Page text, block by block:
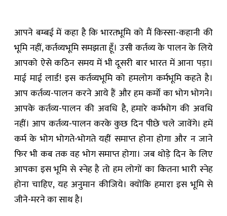
आपने बम्बई में कहा है कि भारतभूमि को मैं किस्सा-कहानी की
भूमि नहीं, कर्तव्यभूमि समझता हूँ। उसी कर्तव्य के पालन के लिये
आपको ऐसे कठिन समय में भी दूसरी बार भारत में आना पड़ा।
माई माई लार्ड! इस कर्तव्यभूमि को हमलोग कर्मभूमि कहते है।
आप कर्तव्य-पालन करने आये हैं और हम कर्मो का भोग भोगने।
आपके कर्तव्य-पालन की अवधि है, हमारे कर्मभोग की अवधि
नहीं। आप कर्तव्य-पालन करके कुछ दिन पीछे चले जावेंगे। हमें
कर्म के भोग भोगते-भोगते यहीं समाप्त होना होगा और न जाने
फिर भी कब तक वह भोग समाप्त होगा। जब थोड़े दिन के लिए
आपका इस भूमि से स्नेह है तो हम लोगों का कितना भारी स्नेह
होना चाहिए, यह अनुमान कीजिये। क्योंकि हमारा इस भूमि से
जीने-मरने का साथ है।